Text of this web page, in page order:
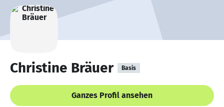
Christine Bräuer Basis
Ganzes Profil ansehen